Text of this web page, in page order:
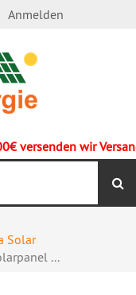
Anmelden
wir
Solar
...